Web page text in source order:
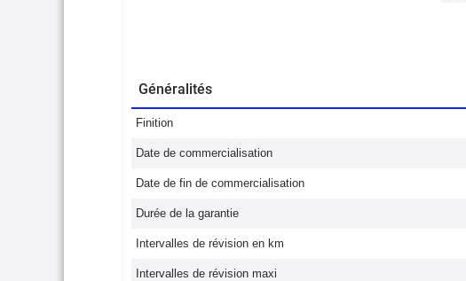
Généralités
Finition
Date de commercialisation
Date de fin de commercialisation
Durée de la garantie
Intervalles de révision en km
Intervalles de révision maxi